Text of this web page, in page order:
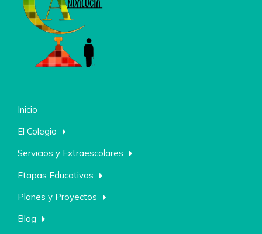
Inicio
El Colegio
Servicios y Extraescolares
Etapas Educativas
Planes y Proyectos
Blog